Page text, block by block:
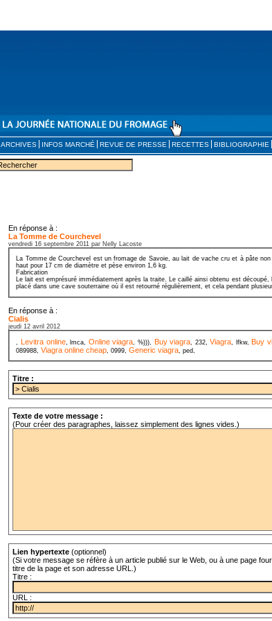
ARCHIVES INFOS MARCHÉ REVUE DE PRESSE RECETTES BIBLIOGRAPHIE
En réponse à :
La Tomme de Courchevel
vendredi 16 septembre 2011 par Nelly Lacoste
La Tomme de Courchevel est un fromage de Savoie, au lait de vache cru et à pâte
haut pour 17 cm de diamètre et pèse environ 1,6 kg.
Fabrication
Le lait est emprésuré immédiatement après la traite. Le caillé ainsi obtenu est
placé dans une cave souterraine où il est retourné régulièrement, et cela pendant
En réponse à :
Cialis
jeudi 12 avril 2012
, Levitra online, lmca, Online viagra, %))), Buy viagra, 232,Viagra, lfkw, Buy
089988,Viagra online cheap, 0999,Generic viagra, ped,
Titre :
Texte de votre message :
(Pour créer des paragraphes, laissez simplement des lignes vides.)
Lien hypertexte (optionnel)
(Si votre message se réfère à un article publié sur le Web, ou à une page
titre de la page et son adresse URL.)
Titre :
URL :